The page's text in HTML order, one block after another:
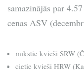
samazinājās par
cenas ASV
mīkstie kvieši SRW
cietie kvieši HRW